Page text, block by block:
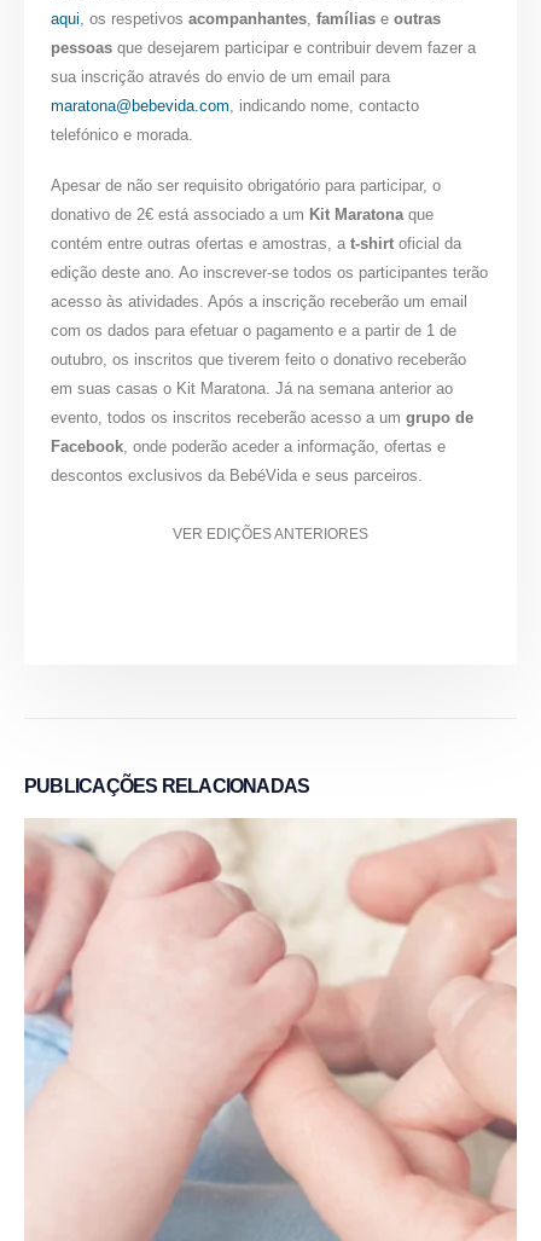
aqui , os respetivosacompanhantes ,famílias eoutras
pessoas que desejarem participar e contribuir devem fazer a
sua inscrição através do envio de um email para
maratona@bebevida.com , indicando nome, contacto
telefónico e morada.
Apesar de não ser requisito obrigatório para participar, o
donativo de 2€ está associado a um Kit Maratonaque
contém entre outras ofertas e amostras, a t-shirt oficial da
edição deste ano. Ao inscrever-se todos os participantes terão
acesso às atividades. Após a inscrição receberão um email
com os dados para efetuar o pagamento e a partir de 1 de
outubro, os inscritos que tiverem feito o donativo receberão
em suas casas o Kit Maratona. Já na semana anterior ao
evento, todos os inscritos receberão acesso a umgrupo de
Facebook, onde poderão aceder a informação, ofertas e
descontos exclusivos da BebéVida e seus parceiros.
VER EDIÇÕES ANTERIORES
PUBLICAÇÕES RELACIONADAS